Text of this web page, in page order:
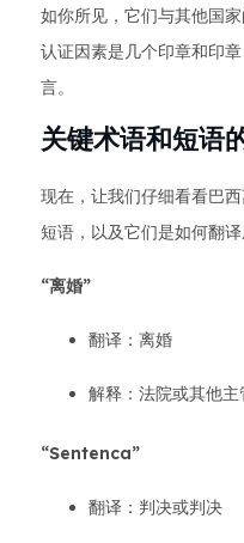
如你所见，它们与其他国
认证因素是几个印章和印
言。
关键术语和短语
现在，让我们仔细看看巴
短语，以及它们是如何翻译
“离婚”
翻译：离婚
解释：法院或其他主
“Sentenca”
翻译：判决或判决